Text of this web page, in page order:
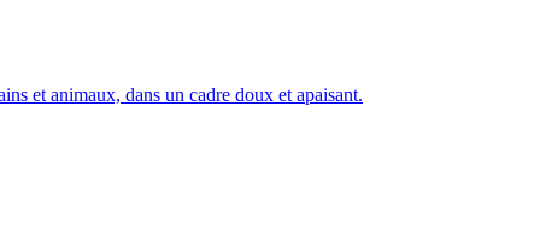
et animaux, dans un cadre doux et apaisant.